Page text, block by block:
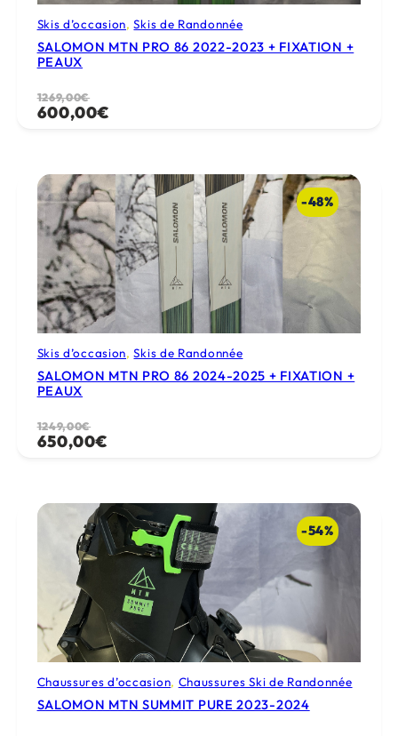
Skis d’occasion, Skis de Randonnée
SALOMON MTN PRO 86 2022-2023 + FIXATION +
PEAUX
1269,00€
Le
prix
1269,00€.
600,00€
Le
prix
600,00€.
-48%
Skis d’occasion, Skis de Randonnée
SALOMON MTN PRO 86 2024-2025 + FIXATION +
PEAUX
1249,00€
Le
prix
1249,00€.
650,00€
Le
prix
650,00€.
-54%
Chaussures d’occasion, Chaussures Ski de Randonnée
SALOMON MTN SUMMIT PURE 2023-2024